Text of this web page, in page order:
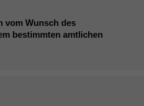
vom Wunsch des
bestimmten amtlichen
zeichnen
wir
anonyme